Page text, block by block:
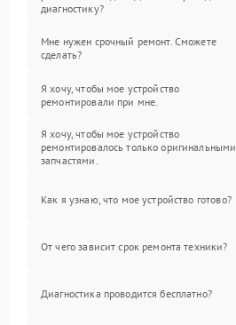
диагностику?
Мне нужен срочный ремонт. Сможете
сделать?
Я хочу, чтобы мое устройство
ремонтировали при мне.
Я хочу, чтобы мое устройство
ремонтировалось только оригинальными
запчастями.
Как я узнаю, что мое устройство готово?
От чего зависит срок ремонта техники?
Диагностика проводится бесплатно?